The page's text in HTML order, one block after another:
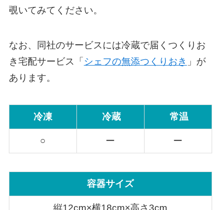
覗いてみてください。
なお、同社のサービスには冷蔵で届くつくりお
き宅配サービス「 シェフの無添つくりおき 」が
あります。
冷凍 冷蔵 常温
○ ー ー
容器サイズ